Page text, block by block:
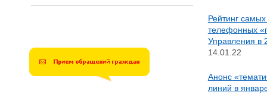
Рейтинг
телефонных
Управления в
14.01.22
Анонс
линий в